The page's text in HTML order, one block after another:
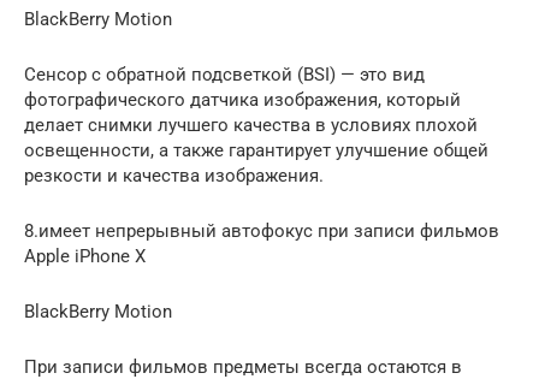
BlackBerry Motion
Сенсор с обратной подсветкой (BSI) — это вид
фотографического датчика изображения, который
делает снимки лучшего качества в условиях плохой
освещенности, а также гарантирует улучшение общей
резкости и качества изображения.
8.имеет непрерывный автофокус при записи фильмов
Apple iPhone X
BlackBerry Motion
При записи фильмов предметы всегда остаются в